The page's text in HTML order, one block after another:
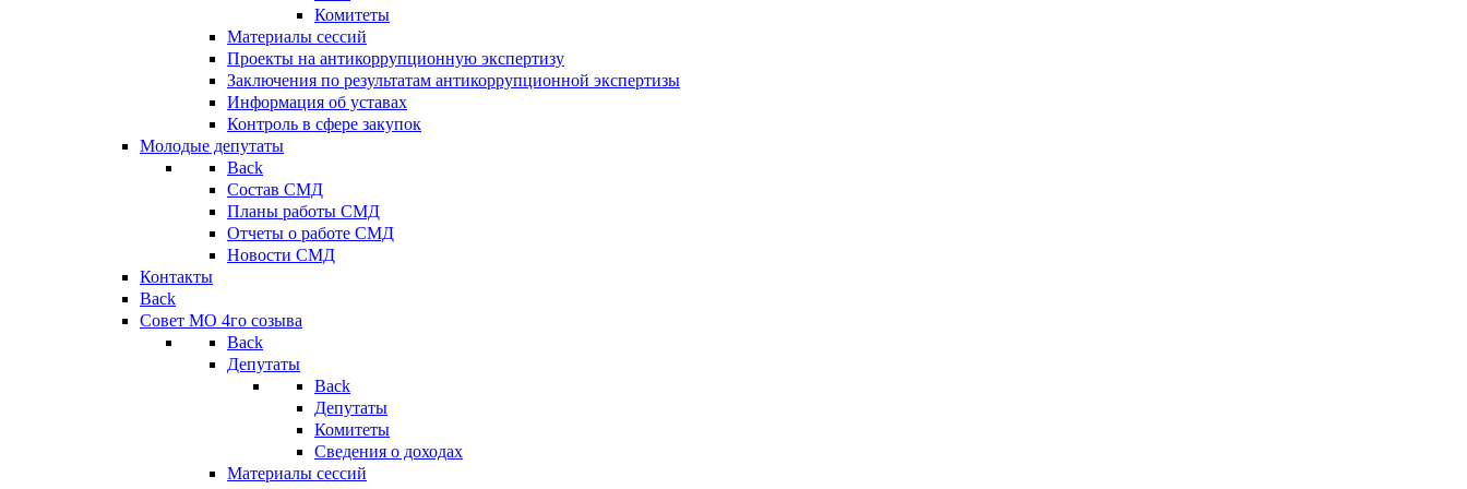
Комитеты
Материалы сессий
Проекты на антикоррупционную экспертизу
Заключения по результатам антикоррупционной экспертизы
Информация об уставах
Контроль в сфере закупок
Молодые депутаты
Back
Состав СМД
Планы работы СМД
Отчеты о работе СМД
Новости СМД
Контакты
Back
Совет МО 4го созыва
Back
Депутаты
Back
Депутаты
Комитеты
Сведения о доходах
Материалы сессий